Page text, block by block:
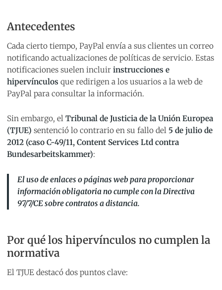
Antecedentes
Cada cierto tiempo, PayPal envía a sus clientes un correo
notificando actualizaciones de políticas de servicio. Estas
notificaciones suelen incluir instrucciones e
hipervínculos que redirigen a los usuarios a la web de
PayPal para consultar la información.
Sin embargo, el Tribunal de Justicia de la Unión Europea
(TJUE) sentenció lo contrario en su fallo del 5 de julio de
2012 (caso C-49/11, Content Services Ltd contra
Bundesarbeitskammer):
El uso de enlaces o páginas web para proporcionar
información obligatoria no cumple con la Directiva
97/7/CE sobre contratos a distancia.
Por qué los hipervínculos no cumplen la
normativa
El TJUE destacó dos puntos clave: